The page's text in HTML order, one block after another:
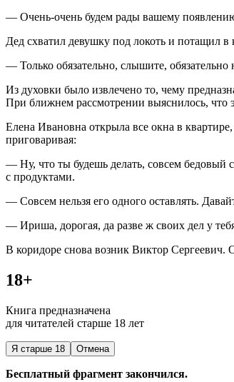
— Очень-очень будем рады вашему
Дед схватил девушку под локоть и потащил в
— Только обязательно, слышите,
Из духовки было извлечено то, чему
При ближнем рассмотрении выяснилось, что
Елена Ивановна открыла все окна в
приговаривая:
— Ну, что ты будешь делать, совсем
с продуктами.
— Совсем нельзя его одного оставлять.
— Ириша, дорогая, да разве ж своих дел у
В коридоре снова возник Виктор
18+
Книга предназначена
для читателей старше 18 лет
Я старше 18 Отмена
Бесплатный фрагмент закончился.